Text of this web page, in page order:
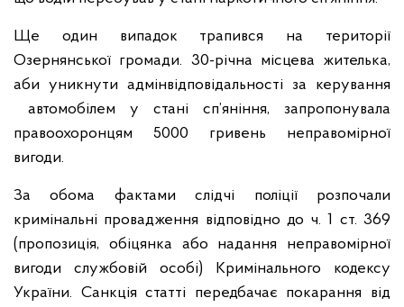
Ще один випадок трапився на території
Озернянської громади. 30-річна місцева жителька,
аби уникнути адмінвідповідальності за керування
автомобілем у стані сп’яніння, запропонувала
правоохоронцям 5000 гривень неправомірної
вигоди.
За обома фактами слідчі поліції розпочали
кримінальні провадження відповідно до ч. 1 ст. 369
(пропозиція, обіцянка або надання неправомірної
вигоди службовій особі) Кримінального кодексу
України. Санкція статті передбачає покарання від